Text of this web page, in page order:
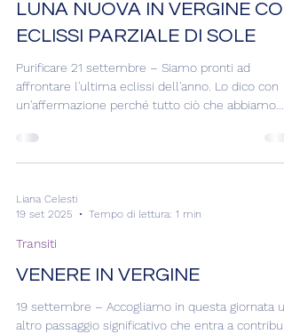
Liana Celesti
20 set 2025
Tempo di lettura: 2 min
La Luna
LUNA NUOVA IN VERGINE
ECLISSI PARZIALE DI SOLE
Purificare 21 settembre – Siamo pronti ad
affrontare l'ultima eclissi dell'anno. Lo dico con
Liana Celesti